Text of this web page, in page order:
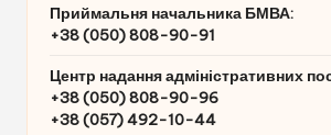
Приймальня начальника БМВА:
+38 (050) 808-90-91
Центр надання адміністративних
+38 (050) 808-90-96
+38 (057) 492-10-44